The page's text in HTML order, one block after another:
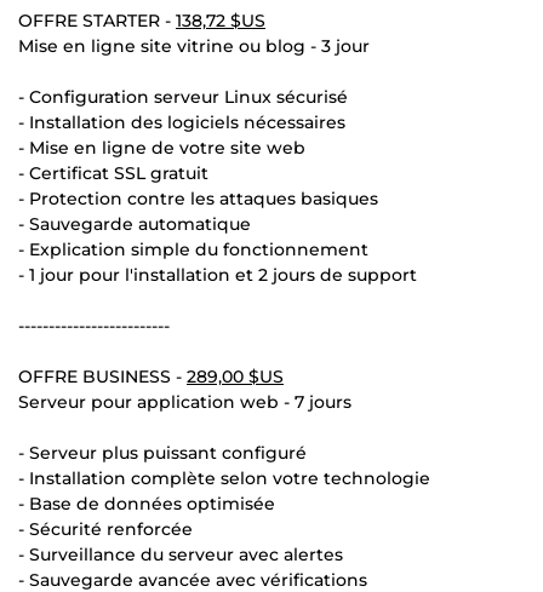
OFFRE STARTER - 138,72 $US
Mise en ligne site vitrine ou blog - 3 jour
- Configuration serveur Linux sécurisé
- Installation des logiciels nécessaires
- Mise en ligne de votre site web
- Certificat SSL gratuit
- Protection contre les attaques basiques
- Sauvegarde automatique
- Explication simple du fonctionnement
- 1 jour pour l'installation et 2 jours de support
-------------------------
OFFRE BUSINESS - 289,00 $US
Serveur pour application web - 7 jours
- Serveur plus puissant configuré
- Installation complète selon votre technologie
- Base de données optimisée
- Sécurité renforcée
- Surveillance du serveur avec alertes
- Sauvegarde avancée avec vérifications